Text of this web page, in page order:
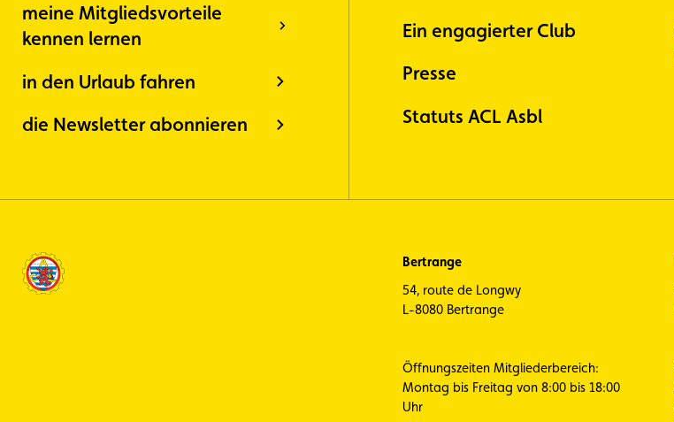
meine Mitgliedsvorteile
kennen lernen
in den Urlaub fahren
die Newsletter abonnieren
Ein engagierter Club
Presse
Statuts ACL Asbl
Bertrange
54, route de Longwy
L-8080 Bertrange
Öffnungszeiten Mitgliederbereich:
Montag bis Freitag von 8:00 bis 18:00
Uhr